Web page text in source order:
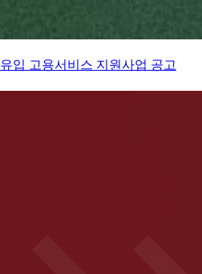
입 고용서비스 지원사업 공고